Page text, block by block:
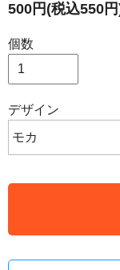
500円(税込550
個数
デザイン